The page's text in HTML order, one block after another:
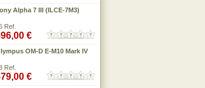
Alpha 7 III (ILCE-7M3)
Ref.
€
OM-D E-M10 Mark IV
Ref.
€